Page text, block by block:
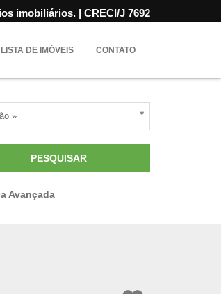
imobiliários. | CRECI/J 7692
LISTA DE IMÓVEIS CONTATO
»
PESQUISAR
Avançada